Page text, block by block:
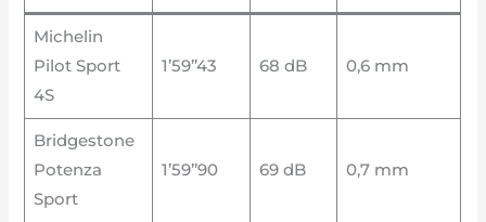
Michelin
Pilot Sport
4S
1’59’’43 68 dB 0,6 mm
Bridgestone
Potenza
Sport
1’59’’90 69 dB 0,7 mm